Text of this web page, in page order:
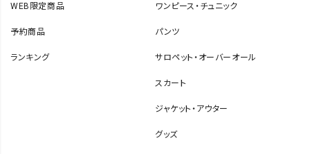
WEB限定商品
予約商品
ランキング
ワンピース・チュニック
パンツ
サロペット・オーバーオール
スカート
ジャケット・アウター
グッズ